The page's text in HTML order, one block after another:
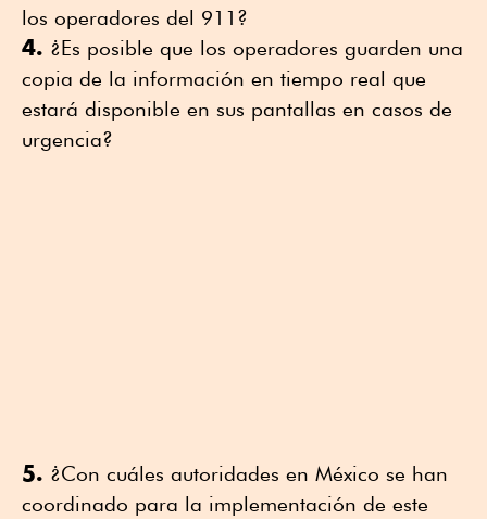
los operadores del 911?
4. ¿Es posible que los operadores guarden una
copia de la información en tiempo real que
estará disponible en sus pantallas en casos de
urgencia?
5. ¿Con cuáles autoridades en México se han
coordinado para la implementación de este